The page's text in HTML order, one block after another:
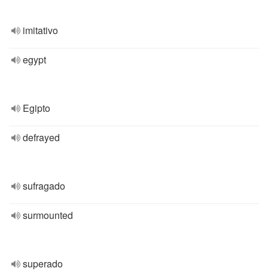
imitativo
egypt
Egipto
defrayed
sufragado
surmounted
superado